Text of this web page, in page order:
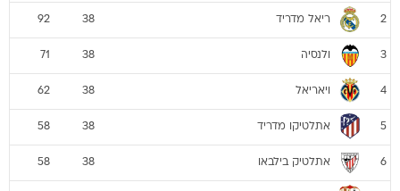
2 ריאל מדריד 38
92
3 ולנסיה 38
71
4 ויאריאל 38
62
5 אתלטיקו מדריד 38
58
6 אתלטיק בילבאו 38
58